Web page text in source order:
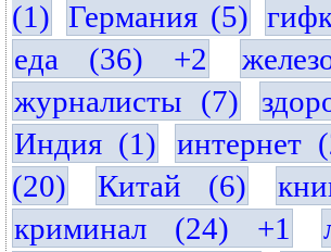
(1) Германия (5)
еда (36) +2
журналисты (7)
Индия (1)
интернет
(20)
Китай (6)
криминал (24) +1